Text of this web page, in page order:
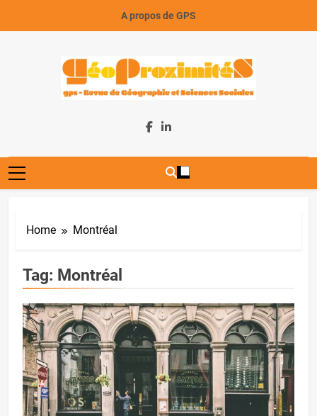
A propos de GPS
GeoProximiteS
Home Montréal
Tag: Montréal